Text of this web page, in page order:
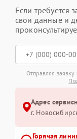
Если требуется
свои данные и
Отправляя
Адрес
г.
Горячая